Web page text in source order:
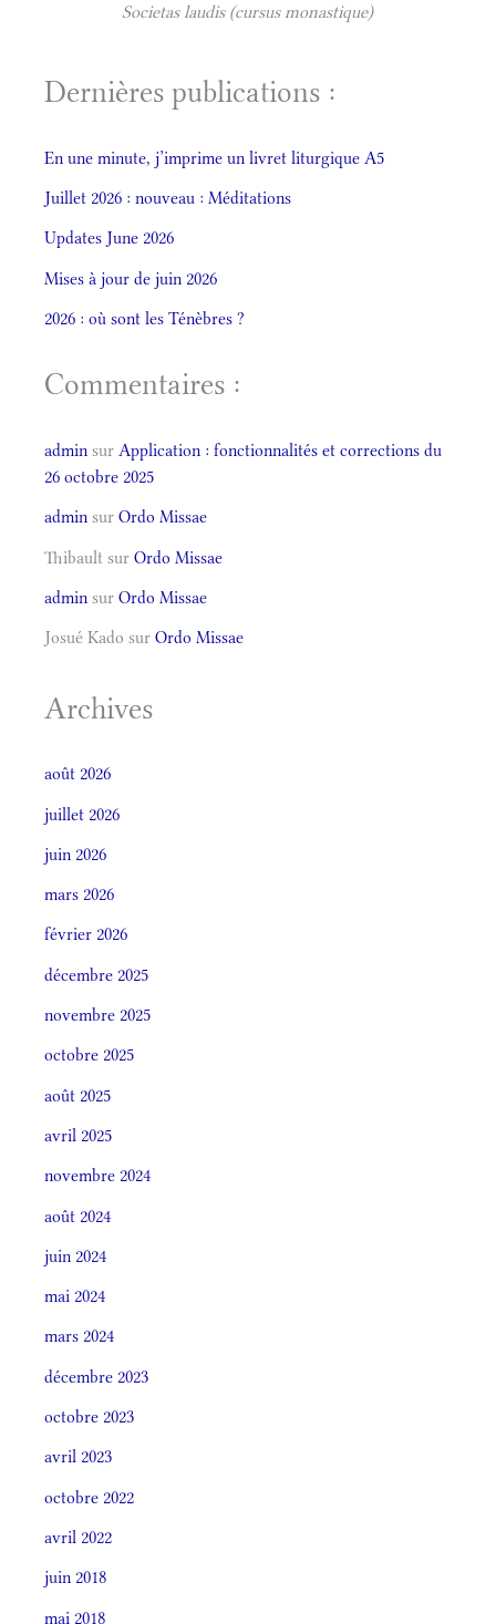
Societas laudis (cursus monastique)
Dernières publications :
En une minute, j’imprime un livret liturgique A5
Juillet 2026 : nouveau : Méditations
Updates June 2026
Mises à jour de juin 2026
2026 : où sont les Ténèbres ?
Commentaires :
admin sur Application : fonctionnalités et corrections du
26 octobre 2025
admin sur Ordo Missae
Thibault sur Ordo Missae
admin sur Ordo Missae
Josué Kado sur Ordo Missae
Archives
août 2026
juillet 2026
juin 2026
mars 2026
février 2026
décembre 2025
novembre 2025
octobre 2025
août 2025
avril 2025
novembre 2024
août 2024
juin 2024
mai 2024
mars 2024
décembre 2023
octobre 2023
avril 2023
octobre 2022
avril 2022
juin 2018
mai 2018